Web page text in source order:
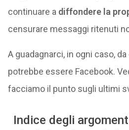
continuare a diffondere la
censurare messaggi ritenuti
A guadagnarci, in ogni caso,
potrebbe essere Facebook.
facciamo il punto sugli ultimi
Indice degli